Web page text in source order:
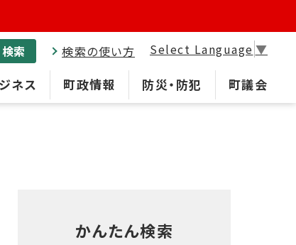
ネス 町政情報 防災・防犯 町議会
検索 検索の使い方 Select Language ▼
かんたん検索